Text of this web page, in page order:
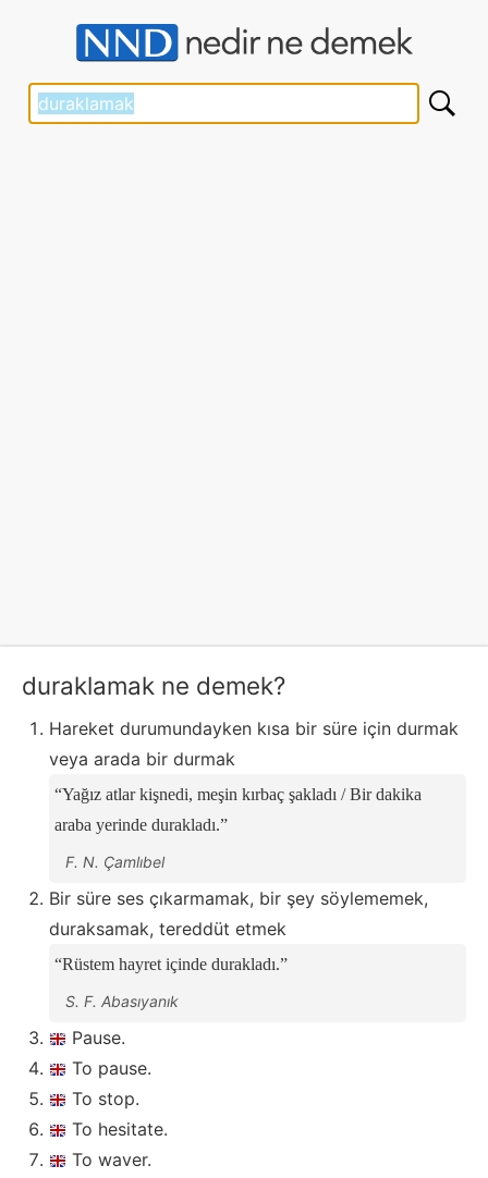
duraklamak ne demek?
Hareket durumundayken kısa bir süre için durmak
veya arada bir durmak
Yağız atlar kişnedi, meşin kırbaç şakladı / Bir dakika
araba yerinde durakladı.
F. N. Çamlıbel
Bir süre ses çıkarmamak, bir şey söylememek,
duraksamak, tereddüt etmek
Rüstem hayret içinde durakladı.
S. F. Abasıyanık
Pause.
To pause.
To stop.
To hesitate.
To waver.